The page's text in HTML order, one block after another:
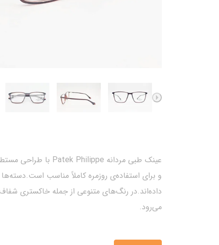
و برای استفاده‌ی روزمره کاملاً مناسب
داده‌اند.در رنگ‌های متنوعی از جمله خاکستری
می‌رود.